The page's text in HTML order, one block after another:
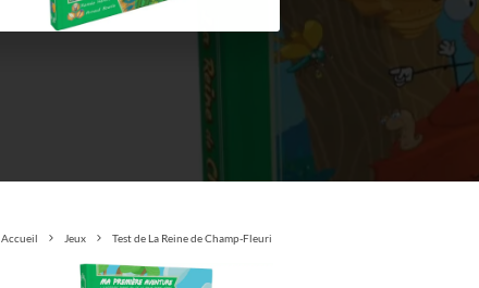
Accueil Jeux Test de La Reine de Champ-Fleuri